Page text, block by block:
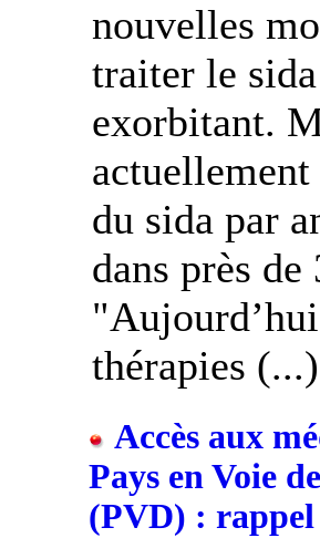
nouvelles
traiter le
exorbitant.
du sida par
dans près de
thérapies (...)
Accès aux
Pays en Voie
(PVD) : rappel